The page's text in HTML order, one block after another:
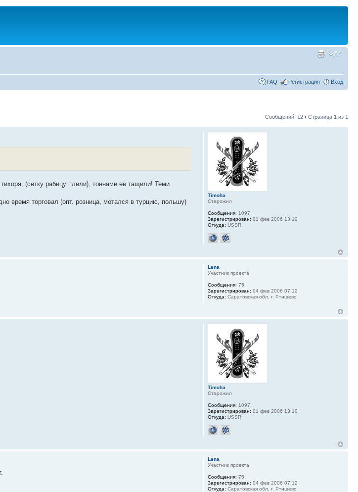
FAQ Регистрация Вход
Сообщений: 12 • Страница 1 из 1
(сетку рабицу плели), тоннами её тащили! Теми
торговал (опт. розница, мотался в турцию, польшу)
Timoha
Старожил
Сообщения: 1097
Зарегистрирован: 01 фев 2006 13:10
Откуда: USSR
Lena
Участник проекта
Сообщения: 75
Зарегистрирован: 04 фев 2006 07:12
Откуда: Саратовская обл. г. Ртищево
Timoha
Старожил
Сообщения: 1097
Зарегистрирован: 01 фев 2006 13:10
Откуда: USSR
Lena
Участник проекта
Сообщения: 75
Зарегистрирован: 04 фев 2006 07:12
Откуда: Саратовская обл. г. Ртищево